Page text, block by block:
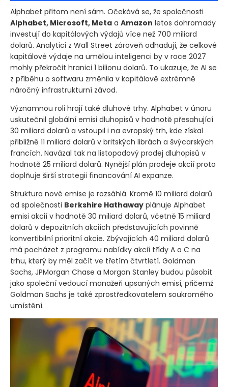
Alphabet přitom není sám. Očekává se, že společnosti
Alphabet, Microsoft, Meta a Amazon letos dohromady
investují do kapitálových výdajů více než 700 miliard
dolarů. Analytici z Wall Street zároveň odhadují, že celkové
kapitálové výdaje na umělou inteligenci by v roce 2027
mohly překročit hranici 1 bilionu dolarů. To ukazuje, že AI se
z příběhu o softwaru změnila v kapitálově extrémně
náročný infrastrukturní závod.
Významnou roli hrají také dluhové trhy. Alphabet v únoru
uskutečnil globální emisi dluhopisů v hodnotě přesahující
30 miliard dolarů a vstoupil i na evropský trh, kde získal
přibližně 11 miliard dolarů v britských librách a švýcarských
francích. Navázal tak na listopadový prodej dluhopisů v
hodnotě 25 miliard dolarů. Nynější plán prodeje akcií proto
doplňuje širší strategii financování AI expanze.
Struktura nové emise je rozsáhlá. Kromě 10 miliard dolarů
od společnosti Berkshire Hathaway plánuje Alphabet
emisi akcií v hodnotě 30 miliard dolarů, včetně 15 miliard
dolarů v depozitních akciích představujících povinně
konvertibilní prioritní akcie. Zbývajících 40 miliard dolarů
má pocházet z programu nabídky akcií třídy A a C na
trhu, který by měl začít ve třetím čtvrtletí. Goldman
Sachs, JPMorgan Chase a Morgan Stanley budou působit
jako společní vedoucí manažeři upsaných emisí, přičemž
Goldman Sachs je také zprostředkovatelem soukromého
umístění.